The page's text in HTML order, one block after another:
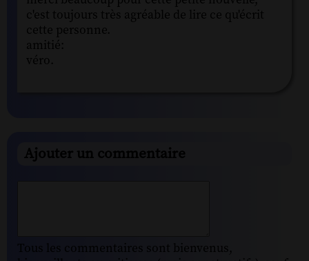
c'est toujours très agréable de lire ce qu'écrit
cette personne.
amitié:
véro.
Ajouter un commentaire
Tous les commentaires sont bienvenus,